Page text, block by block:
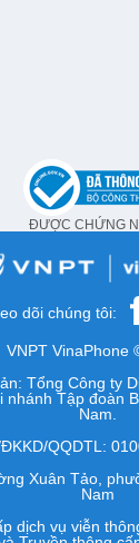
ĐƯỢC CHỨNG
dõi chúng tôi:
VNPT VinaPhone
Tổng Công ty
nhánh Tập đoàn
Nam.
QQDTL:
Xuân Tảo,
Nam
dịch vụ viễn